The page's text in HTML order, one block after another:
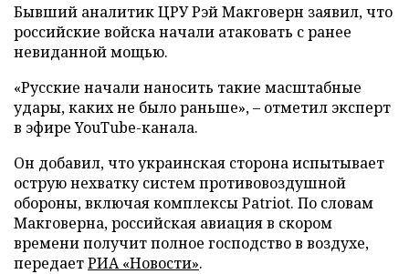
Бывший аналитик ЦРУ Рэй Макговерн заявил, что
российские войска начали атаковать с ранее
невиданной мощью.
«Русские начали наносить такие масштабные
удары, каких не было раньше», – отметил эксперт
в эфире YouTube-канала.
Он добавил, что украинская сторона испытывает
острую нехватку систем противовоздушной
обороны, включая комплексы Patriot. По словам
Макговерна, российская авиация в скором
времени получит полное господство в воздухе,
передаетРИА «Новости».